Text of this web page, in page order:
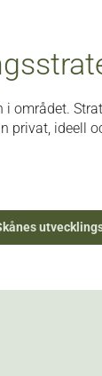
området.
privat, ideell